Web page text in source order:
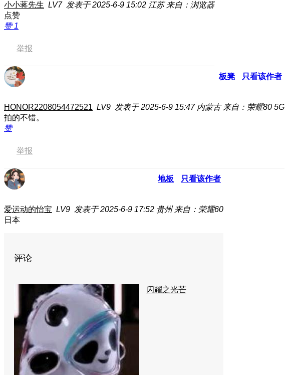
小小蒋先生 LV7 发表于 2025-6-9 15:02 江苏 来自：浏览器
点赞
赞1
举报
板凳 只看该作者
HONOR2208054472521 LV9 发表于 2025-6-9 15:47 内蒙古 来自：荣耀80 5G
拍的不错。
赞
举报
地板 只看该作者
爱运动的怡宝 LV9 发表于 2025-6-9 17:52 贵州 来自：荣耀60
日本
评论
闪耀之光芒